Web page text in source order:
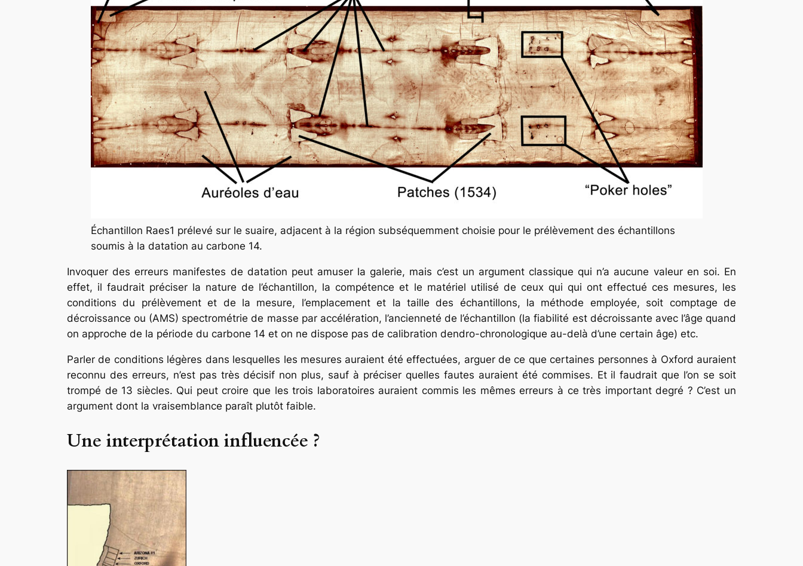
Échantillon Raes1 prélevé sur le suaire, adjacent à la région subséquemment choisie pour le prélèvement des échantillons
soumis à la datation au carbone 14.
Invoquer des erreurs manifestes de datation peut amuser la galerie, mais c’est un argument classique qui n’a aucune valeur en soi. En
effet, il faudrait préciser la nature de l’échantillon, la compétence et le matériel utilisé de ceux qui qui ont effectué ces mesures, les
conditions du prélèvement et de la mesure, l’emplacement et la taille des échantillons, la méthode employée, soit comptage de
décroissance ou (AMS) spectrométrie de masse par accélération, l’ancienneté de l’échantillon (la fiabilité est décroissante avec l’âge quand
on approche de la période du carbone 14 et on ne dispose pas de calibration dendro-chronologique au-delà d’une certain âge) etc.
Parler de conditions légères dans lesquelles les mesures auraient été effectuées, arguer de ce que certaines personnes à Oxford auraient
reconnu des erreurs, n’est pas très décisif non plus, sauf à préciser quelles fautes auraient été commises. Et il faudrait que l’on se soit
trompé de 13 siècles. Qui peut croire que les trois laboratoires auraient commis les mêmes erreurs à ce très important degré ? C’est un
argument dont la vraisemblance paraît plutôt faible.
Une interprétation influencée ?